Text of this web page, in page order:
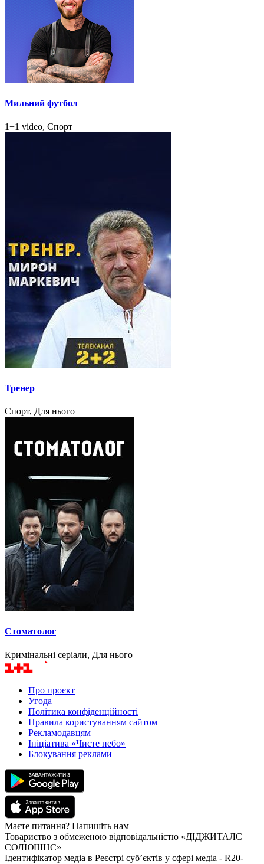
Мильний футбол
1+1 video, Спорт
Тренер
Спорт, Для нього
Стоматолог
Кримінальні серіали, Для нього
Про проєкт
Угода
Політика конфіденційності
Правила користуванням сайтом
Рекламодавцям
Ініціатива «Чисте небо»
Блокування реклами
Маєте питання? Напишіть нам
Товариство з обмеженою відповідальністю «ДІДЖИТАЛС
СОЛЮШНС»
Ідентифікатор медіа в Реєстрі суб’єктів у сфері медіа - R20-